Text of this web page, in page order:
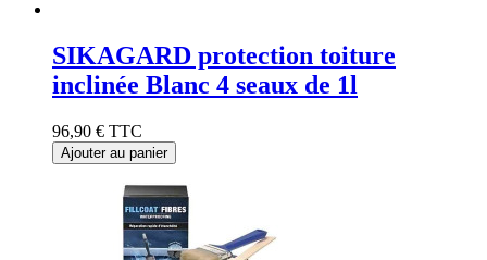
SIKAGARD protection toiture
inclinée Blanc 4 seaux de 1l
96,90 € TTC
Ajouter au panier